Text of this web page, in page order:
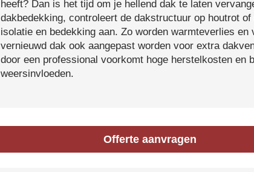
heeft? Dan is het tijd om je hellend dak te laten
dakbedekking, controleert de dakstructuur op houtrot
isolatie en bedekking aan. Zo worden warmteverlies
vernieuwd dak ook aangepast worden voor extra
door een professional voorkomt hoge herstelkosten en
weersinvloeden.
Offerte aanvragen